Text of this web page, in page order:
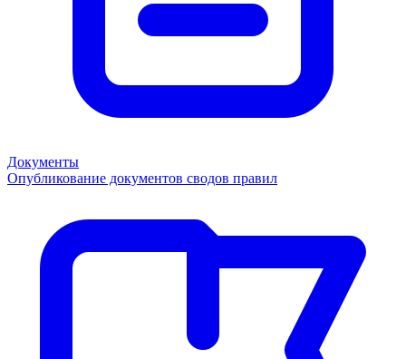
Документы
Опубликование документов сводов правил